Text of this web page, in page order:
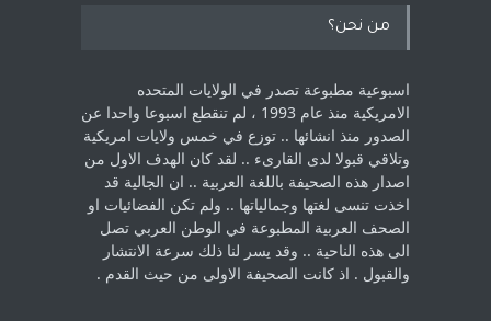
من نحن؟
اسبوعية مطبوعة تصدر في الولايات المتحده
الامريكية منذ عام 1993 ، لم ‏تنقطع اسبوعا واحدا عن
الصدور منذ انشائها .. توزع في خمس ولايات امريكية
‏وتلاقي قبولا لدى القارىء ..‏ لقد كان الهدف الاول من
اصدار هذه الصحيفة باللغة العربية .. ان الجالية قد
اخذت ‏تنسى لغتها وجمالياتها .. ولم تكن الفضائيات او
الصحف العربية المطبوعة في الوطن ‏العربي تصل
الى هذه الناحية .. وقد يسر لنا ذلك سرعة الانتشار
والقبول . اذ كانت ‏الصحيفة الاولى من حيث القدم . ‏